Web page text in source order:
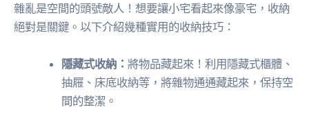
雜亂是空間的頭號敵人！想要讓小宅看起來像豪宅，收納
絕對是關鍵。以下介紹幾種實用的收納技巧：
隱藏式收納：將物品藏起來！利用隱藏式櫃體、
抽屜、床底收納等，將雜物通通藏起來，保持空
間的整潔。